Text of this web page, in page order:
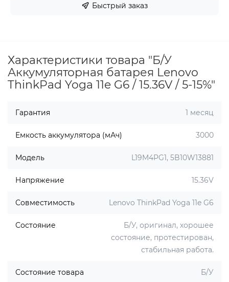
Быстрый заказ
Характеристики товара "Б/У
Аккумуляторная батарея Lenovo
ThinkPad Yoga 11e G6 / 15.36V / 5-15%"
Гарантия 1 месяц
Емкость аккумулятора (мАч) 3000
Модель L19M4PG1, 5B10W13881
Напряжение 15.36V
Совместимость Lenovo ThinkPad Yoga 11e G6
Состояние
Б/У, оригинал, хорошее
состояние, протестирован,
стабильная работа.
Состояние товара Б/У